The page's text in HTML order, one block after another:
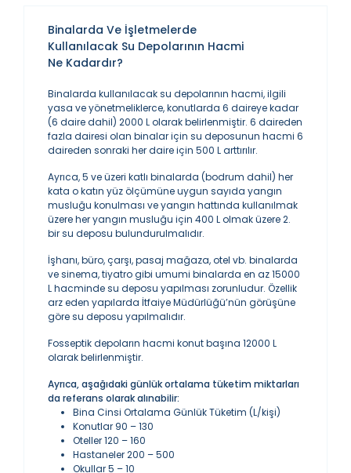
Binalarda Ve İşletmelerde
Kullanılacak Su Depolarının Hacmi
Ne Kadardır?
Binalarda kullanılacak su depolarının hacmi, ilgili
yasa ve yönetmeliklerce, konutlarda 6 daireye kadar
(6 daire dahil) 2000 L olarak belirlenmiştir. 6 daireden
fazla dairesi olan binalar için su deposunun hacmi 6
daireden sonraki her daire için 500 L arttırılır.
Ayrıca, 5 ve üzeri katlı binalarda (bodrum dahil) her
kata o katın yüz ölçümüne uygun sayıda yangın
musluğu konulması ve yangın hattında kullanılmak
üzere her yangın musluğu için 400 L olmak üzere 2.
bir su deposu bulundurulmalıdır.
İşhanı, büro, çarşı, pasaj mağaza, otel vb. binalarda
ve sinema, tiyatro gibi umumi binalarda en az 15000
L hacminde su deposu yapılması zorunludur. Özellik
arz eden yapılarda İtfaiye Müdürlüğü’nün görüşüne
göre su deposu yapılmalıdır.
Fosseptik depoların hacmi konut başına 12000 L
olarak belirlenmiştir.
Ayrıca, aşağıdaki günlük ortalama tüketim miktarları
da referans olarak alınabilir:
Bina Cinsi Ortalama Günlük Tüketim (L/kişi)
Konutlar 90 – 130
Oteller 120 – 160
Hastaneler 200 – 500
Okullar 5 – 10